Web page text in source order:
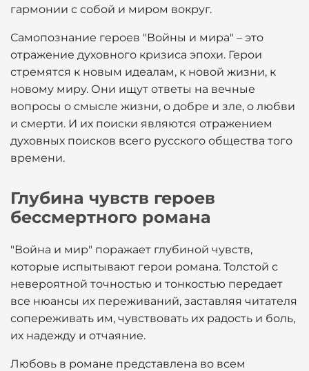
гармонии с собой и миром вокруг.
Самопознание героев "Войны и мира" – это
отражение духовного кризиса эпохи. Герои
стремятся к новым идеалам, к новой жизни, к
новому миру. Они ищут ответы на вечные
вопросы о смысле жизни, о добре и зле, о любви
и смерти. И их поиски являются отражением
духовных поисков всего русского общества того
времени.
Глубина чувств героев
бессмертного романа
"Война и мир" поражает глубиной чувств,
которые испытывают герои романа. Толстой с
невероятной точностью и тонкостью передает
все нюансы их переживаний, заставляя читателя
сопереживать им, чувствовать их радость и боль,
их надежду и отчаяние.
Любовь в романе представлена во всем